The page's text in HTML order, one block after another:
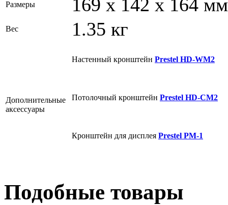
Размеры 169 x 142 x 164 мм
Вес 1.35 кг
Дополнительные
аксессуары
Настенный кронштейн Prestel HD-WM2
Потолочный кронштейн Prestel HD-CM2
Кронштейн для дисплея Prestel PM-1
Подобные товары